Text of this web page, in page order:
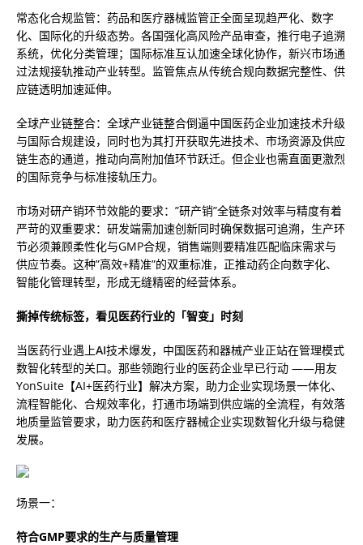
常态化合规监管：药品和医疗器械监管正全面呈现趋严化、数字
化、国际化的升级态势。各国强化高风险产品审查，推行电子追溯
系统，优化分类管理；国际标准互认加速全球化协作，新兴市场通
过法规接轨推动产业转型。监管焦点从传统合规向数据完整性、供
应链透明加速延伸。
全球产业链整合：全球产业链整合倒逼中国医药企业加速技术升级
与国际合规建设，同时也为其打开获取先进技术、市场资源及供应
链生态的通道，推动向高附加值环节跃迁。但企业也需直面更激烈
的国际竞争与标准接轨压力。
市场对研产销环节效能的要求：”研产销”全链条对效率与精度有着
严苛的双重要求：研发端需加速创新同时确保数据可追溯，生产环
节必须兼顾柔性化与GMP合规，销售端则要精准匹配临床需求与
供应节奏。这种”高效+精准”的双重标准，正推动药企向数字化、
智能化管理转型，形成无缝精密的经营体系。
撕掉传统标签，看见医药行业的「智变」时刻
当医药行业遇上AI技术爆发，中国医药和器械产业正站在管理模式
数智化转型的关口。那些领跑行业的医药企业早已行动 ——用友
YonSuite【AI+医药行业】解决方案，助力企业实现场景一体化、
流程智能化、合规效率化，打通市场端到供应端的全流程，有效落
地质量监管要求，助力医药和医疗器械企业实现数智化升级与稳健
发展。
场景一：
符合GMP要求的生产与质量管理